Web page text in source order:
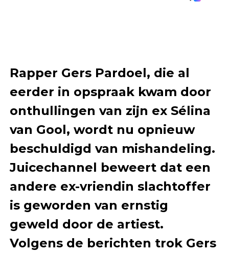
Rapper Gers Pardoel, die al
eerder in opspraak kwam door
onthullingen van zijn ex Sélina
van Gool, wordt nu opnieuw
beschuldigd van mishandeling.
Juicechannel beweert dat een
andere ex-vriendin slachtoffer
is geworden van ernstig
geweld door de artiest.
Volgens de berichten trok Gers